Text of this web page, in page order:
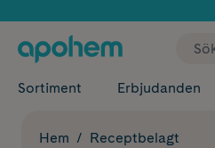
Sortiment Erbjudanden
Hem Receptbelagt